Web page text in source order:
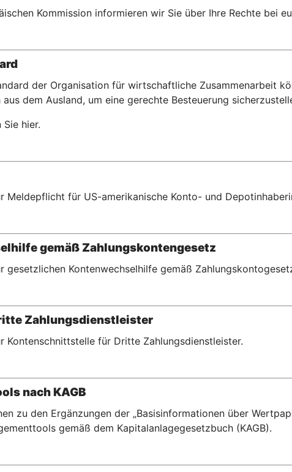
Kommission informieren wir Sie über Ihre Rechte bei
der Organisation für wirtschaftliche Zusammenarbeit
dem Ausland, um eine gerechte Besteuerung
hier.
Meldepflicht für US-amerikanische Konto- und
gemäß Zahlungskontengesetz
gesetzlichen Kontenwechselhilfe gemäß
Zahlungsdienstleister
Kontenschnittstelle für Dritte Zahlungsdienstleister.
nach KAGB
zu den Ergänzungen der „Basisinformationen über
gemäß dem Kapitalanlagegesetzbuch (KAGB).